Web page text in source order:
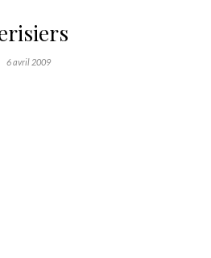
6 avril 2009